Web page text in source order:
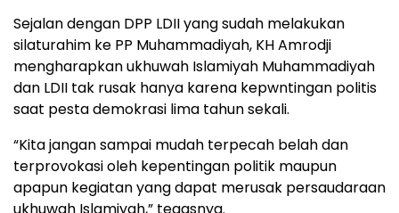
Sejalan dengan DPP LDII yang sudah melakukan
silaturahim ke PP Muhammadiyah, KH Amrodji
mengharapkan ukhuwah Islamiyah Muhammadiyah
dan LDII tak rusak hanya karena kepwntingan politis
saat pesta demokrasi lima tahun sekali.
“Kita jangan sampai mudah terpecah belah dan
terprovokasi oleh kepentingan politik maupun
apapun kegiatan yang dapat merusak persaudaraan